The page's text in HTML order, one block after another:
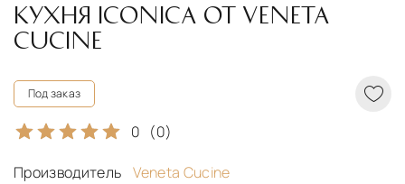
КУХНЯ ICONICA ОТ VENETA
CUCINE
Под заказ
0 (0)
Производитель
Veneta Cucine